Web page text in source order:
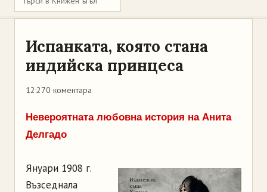
Испанката, която стана
индийска принцеса
12:270 коментара
Невероятната любовна история на Анита
Делгадо
Януари 1908 г.
Възседнала